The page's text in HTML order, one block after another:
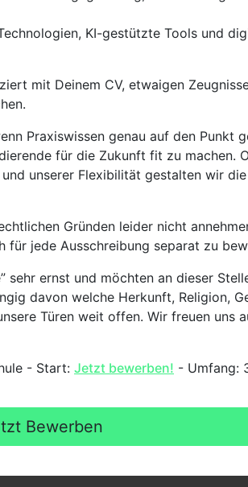
KI-gestützte Tools und
mit Deinem CV, etwaigen
Praxiswissen genau auf den Punkt
für die Zukunft fit zu machen.
unserer Flexibilität gestalten wir
Gründen leider nicht
für jede Ausschreibung separat zu
sehr ernst und möchten an dieser
davon welche Herkunft, Religion,
Türen weit offen. Wir freuen uns
- Start: Jetzt bewerben! - Umfang:
Bewerben